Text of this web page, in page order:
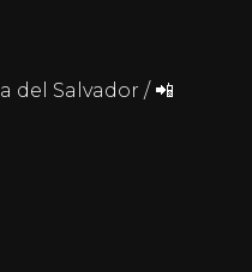
del Salvador / 📲